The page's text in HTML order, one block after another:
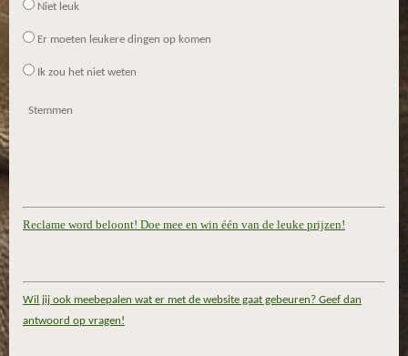
Niet leuk
Er moeten leukere dingen op komen
Ik zou het niet weten
Stemmen
Reclame word beloont! Doe mee en win één van de leuke prijzen!
Wil jij ook meebepalen wat er met de website gaat gebeuren? Geef dan
antwoord op vragen!